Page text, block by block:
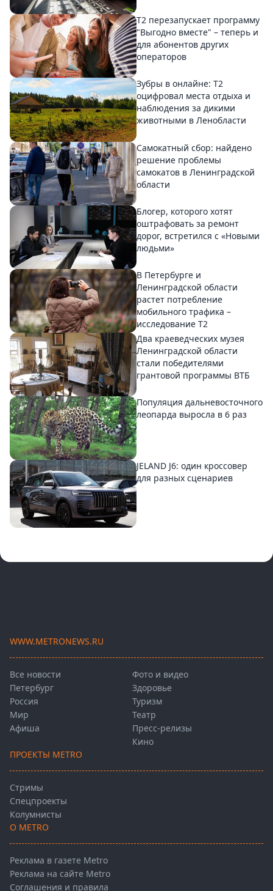
Т2 перезапускает программу
"Выгодно вместе" – теперь и
для абонентов других
операторов
Зубры в онлайне: Т2
оцифровал места отдыха и
наблюдения за дикими
животными в Ленобласти
Самокатный сбор: найдено
решение проблемы
самокатов в Ленинградской
области
Блогер, которого хотят
оштрафовать за ремонт
дорог, встретился с «Новыми
людьми»
В Петербурге и
Ленинградской области
растет потребление
мобильного трафика –
исследование T2
Два краеведческих музея
Ленинградской области
стали победителями
грантовой программы ВТБ
Популяция дальневосточного
леопарда выросла в 6 раз
JELAND J6: один кроссовер
для разных сценариев
WWW.METRONEWS.RU
Все новости
Петербург
Россия
Мир
Афиша
Фото и видео
Здоровье
Туризм
Театр
Пресс-релизы
Кино
ПРОЕКТЫ METRO
Стримы
Спецпроекты
Колумнисты
О METRO
Реклама в газете Metro
Реклама на сайте Metro
Соглашения и правила